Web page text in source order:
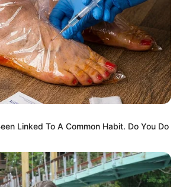
Linked To A Common Habit. Do You Do